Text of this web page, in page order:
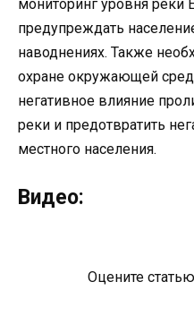
мониторинг уровня реки
предупреждать
наводнениях. Также
охране окружающей
негативное влияние
реки и предотвратить
местного населения.
Видео:
Оцените статью